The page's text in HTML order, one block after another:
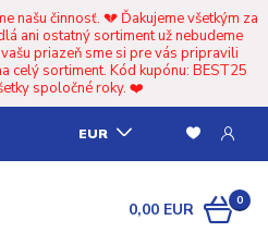
našu činnosť. 💔 Ďakujeme všetkým za
ani ostatný sortiment už nebudeme
priazeň sme si pre vás pripravili
celý sortiment. Kód kupónu: BEST25
spoločné roky. ❤️
EUR
0
0,00 EUR